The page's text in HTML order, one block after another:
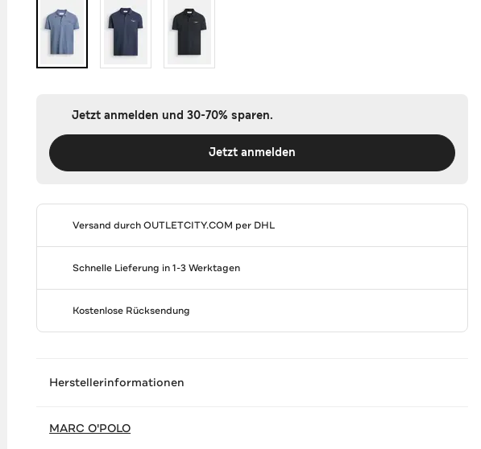
Jetzt anmelden und 30-70% sparen.
Jetzt anmelden
Versand durchOUTLETCITY.COM per DHL
Schnelle Lieferung in 1-3 Werktagen
Kostenlose Rücksendung
Herstellerinformationen
MARC O'POLO